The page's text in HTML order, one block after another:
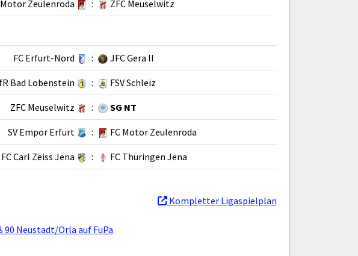
Motor Zeulenroda : ZFC Meuselwitz
FC Erfurt-Nord : JFC Gera II
Bad Lobenstein : FSV Schleiz
ZFC Meuselwitz : SG NT
SV Empor Erfurt : FC Motor Zeulenroda
FC Carl Zeiss Jena : FC Thüringen Jena
Kompletter Ligaspielplan
90 Neustadt/Orla auf FuPa